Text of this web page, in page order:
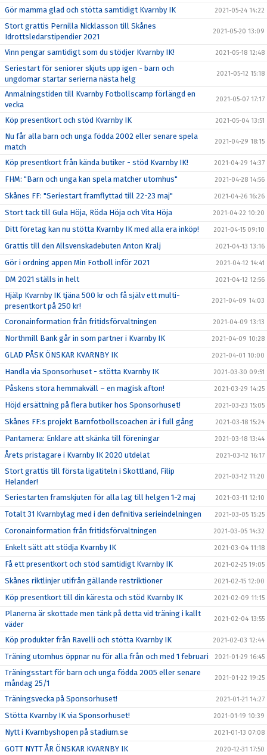
Gör mamma glad och stötta samtidigt Kvarnby IK 2021-05-24 14:22
Stort grattis Pernilla Nicklasson till Skånes
Idrottsledarstipendier 2021
2021-05-20 13:09
Vinn pengar samtidigt som du stödjer Kvarnby IK! 2021-05-18 12:48
Seriestart för seniorer skjuts upp igen - barn och
ungdomar startar serierna nästa helg
2021-05-12 15:18
Anmälningstiden till Kvarnby Fotbollscamp förlängd en
vecka
2021-05-07 17:17
Köp presentkort och stöd Kvarnby IK 2021-05-04 13:51
Nu får alla barn och unga födda 2002 eller senare spela
match
2021-04-29 18:15
Köp presentkort från kända butiker - stöd Kvarnby IK! 2021-04-29 14:37
FHM: "Barn och unga kan spela matcher utomhus" 2021-04-28 14:56
Skånes FF: "Seriestart framflyttad till 22-23 maj" 2021-04-26 16:26
Stort tack till Gula Höja, Röda Höja och Vita Höja 2021-04-22 10:20
Ditt företag kan nu stötta Kvarnby IK med alla era inköp! 2021-04-15 09:10
Grattis till den Allsvenskadebuten Anton Kralj 2021-04-13 13:16
Gör i ordning appen Min Fotboll inför 2021 2021-04-12 14:41
DM 2021 ställs in helt 2021-04-12 12:56
Hjälp Kvarnby IK tjäna 500 kr och få själv ett multi-
presentkort på 250 kr!
2021-04-09 14:03
Coronainformation från fritidsförvaltningen 2021-04-09 13:13
Northmill Bank går in som partner i Kvarnby IK 2021-04-09 10:28
GLAD PÅSK ÖNSKAR KVARNBY IK 2021-04-01 10:00
Handla via Sponsorhuset - stötta Kvarnby IK 2021-03-30 09:51
Påskens stora hemmakväll – en magisk afton! 2021-03-29 14:25
Höjd ersättning på flera butiker hos Sponsorhuset! 2021-03-23 15:05
Skånes FF:s projekt Barnfotbollscoachen är i full gång 2021-03-18 15:24
Pantamera: Enklare att skänka till föreningar 2021-03-18 13:44
Årets pristagare i Kvarnby IK 2020 utdelat 2021-03-12 16:17
Stort grattis till första ligatiteln i Skottland, Filip
Helander!
2021-03-12 11:20
Seriestarten framskjuten för alla lag till helgen 1-2 maj 2021-03-11 12:10
Totalt 31 Kvarnbylag med i den definitiva serieindelningen 2021-03-05 15:25
Coronainformation från fritidsförvaltningen 2021-03-05 14:32
Enkelt sätt att stödja Kvarnby IK 2021-03-04 11:18
Få ett presentkort och stöd samtidigt Kvarnby IK 2021-02-25 19:05
Skånes riktlinjer utifrån gällande restriktioner 2021-02-15 12:00
Köp presentkort till din käresta och stöd Kvarnby IK 2021-02-09 11:15
Planerna är skottade men tänk på detta vid träning i kallt
väder
2021-02-04 13:55
Köp produkter från Ravelli och stötta Kvarnby IK 2021-02-03 12:44
Träning utomhus öppnar nu för alla från och med 1 februari 2021-01-29 16:45
Träningsstart för barn och unga födda 2005 eller senare
måndag 25/1
2021-01-22 19:25
Träningsvecka på Sponsorhuset! 2021-01-21 14:27
Stötta Kvarnby IK via Sponsorhuset! 2021-01-19 10:39
Nytt i Kvarnbyshopen på stadium.se 2021-01-13 07:08
GOTT NYTT ÅR ÖNSKAR KVARNBY IK 2020-12-31 17:50